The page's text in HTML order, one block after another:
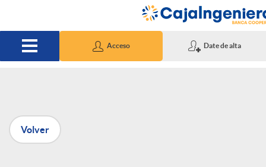
Acceso Date de alta
P
u
Volver